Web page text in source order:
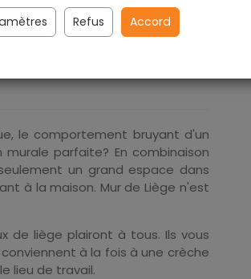
matériau de haute qualité et
le comportement bruyant d'un
parfaite? En combinaison
un grand espace dans
à la maison. Mur de Liège n'est
de liège plairont à tous. Ils vous
à la fois à une crèche
lieu de travail.
Refus Accord